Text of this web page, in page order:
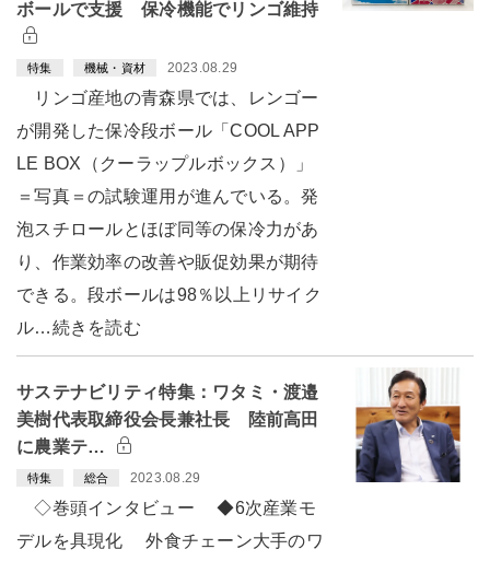
ボールで支援 保冷機能でリンゴ維持
特集 機械・資材 2023.08.29
リンゴ産地の青森県では、レンゴー
が開発した保冷段ボール「COOL APP
LE BOX（クーラップルボックス）」
＝写真＝の試験運用が進んでいる。発
泡スチロールとほぼ同等の保冷力があ
り、作業効率の改善や販促効果が期待
できる。段ボールは98％以上リサイク
ル…続きを読む
サステナビリティ特集：ワタミ・渡邉
美樹代表取締役会長兼社長 陸前高田
に農業テ…
特集 総合 2023.08.29
◇巻頭インタビュー ◆6次産業モ
デルを具現化 外食チェーン大手のワ